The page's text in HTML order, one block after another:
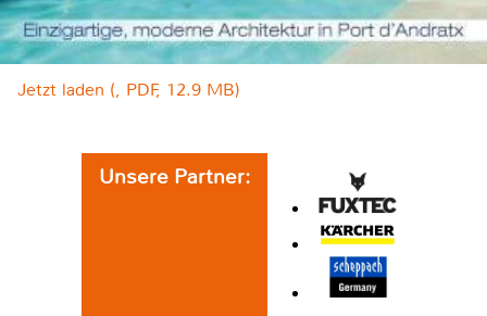
Jetzt laden (, PDF, 12.9 MB)
Unsere Partner: